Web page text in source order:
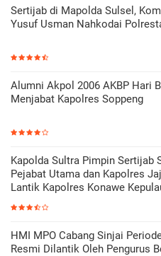
Sertijab di Mapolda Sulsel,
Yusuf Usman Nahkodai
Alumni Akpol 2006 AKBP Hari
Menjabat Kapolres Soppeng
Kapolda Sultra Pimpin Sertijab
Pejabat Utama dan Kapolres
Lantik Kapolres Konawe
HMI MPO Cabang Sinjai
Resmi Dilantik Oleh Pengurus